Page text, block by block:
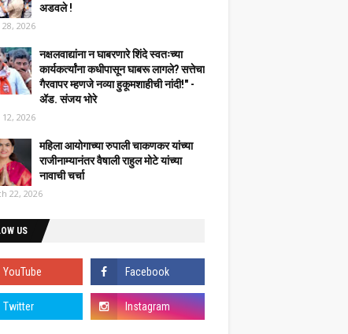
अडवले !
2026
नक्षलवाद्यांना न घाबरणारे शिंदे स्वतःच्या
कार्यकर्त्यांना कधीपासून घाबरू लागले? सत्तेचा
गैरवापर म्हणजे नव्या हुकूमशाहीची नांदी!" -
ॲड. संजय भोरे
2026
महिला आयोगाच्या रुपाली चाकणकर यांच्या
राजीनाम्यानंतर वैषाली राहुल मोटे यांच्या
नावाची चर्चा
22, 2026
US